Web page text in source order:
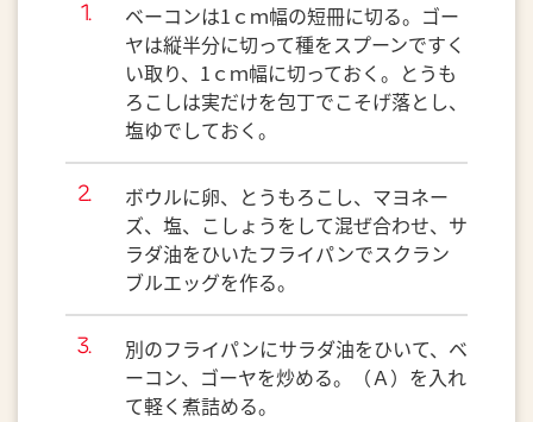
ベーコンは1ｃｍ幅の短冊に切る。ゴー
ヤは縦半分に切って種をスプーンですく
い取り、1ｃｍ幅に切っておく。とうも
ろこしは実だけを包丁でこそげ落とし、
塩ゆでしておく。
ボウルに卵、とうもろこし、マヨネー
ズ、塩、こしょうをして混ぜ合わせ、サ
ラダ油をひいたフライパンでスクラン
ブルエッグを作る。
別のフライパンにサラダ油をひいて、ベ
ーコン、ゴーヤを炒める。（Ａ）を入れ
て軽く煮詰める。